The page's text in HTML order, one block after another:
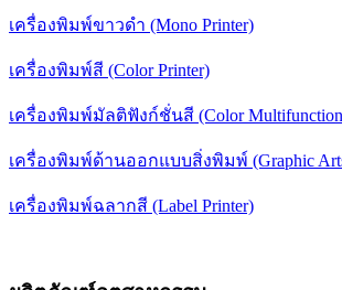
เครื่องพิมพ์ขาวดำ (Mono Printer)
เครื่องพิมพ์สี (Color Printer)
เครื่องพิมพ์มัลติฟังก์ชั่นสี (Color Multifunction
เครื่องพิมพ์ด้านออกแบบสิ่งพิมพ์ (Graphic
เครื่องพิมพ์ฉลากสี (Label Printer)